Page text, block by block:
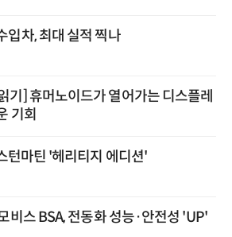
입차, 최대 실적 찍나
기] 휴머노이드가 열어가는 디스플레
기회
턴마틴 '헤리티지 에디션'
비스 BSA, 전동화 성능·안전성 'UP'